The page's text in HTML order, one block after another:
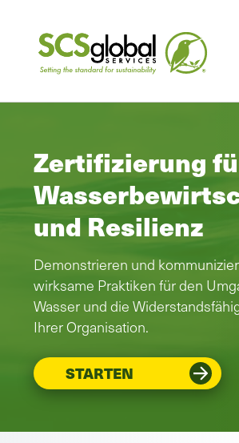
Zertifizierung
und Resilienz
Demonstrieren und
wirksame Praktiken für den
Wasser und die
Ihrer Organisation.
STARTEN